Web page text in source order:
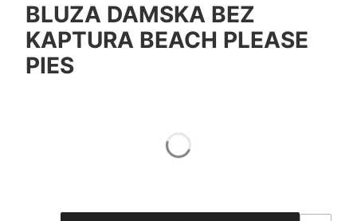
BLUZA DAMSKA BEZ
KAPTURA BEACH PLEASE
PIES